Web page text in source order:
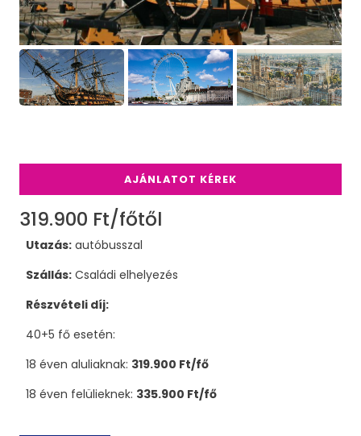
AJÁNLATOT KÉREK
319.900 Ft/főtől
Utazás: autóbusszal
Szállás: Családi elhelyezés
Részvételi díj:
40+5 fő esetén:
18 éven aluliaknak: 319.900 Ft/fő
18 éven felülieknek: 335.900 Ft/fő